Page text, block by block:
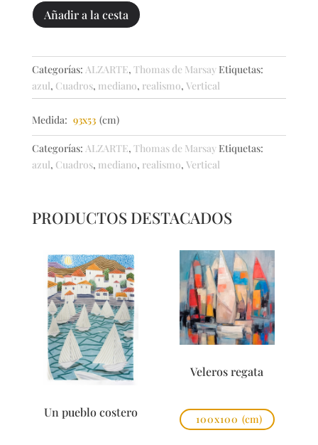
Gelato
italiano.
dolce
vita.
cantidad
Añadir a la cesta
Categorías: ALZARTE, Thomas de Marsay Etiquetas:
azul, Cuadros, mediano, realismo, Vertical
Medida: 93x53 (cm)
Categorías: ALZARTE, Thomas de Marsay Etiquetas:
azul, Cuadros, mediano, realismo, Vertical
PRODUCTOS DESTACADOS
Un pueblo costero
Veleros regata
100x100 (cm)